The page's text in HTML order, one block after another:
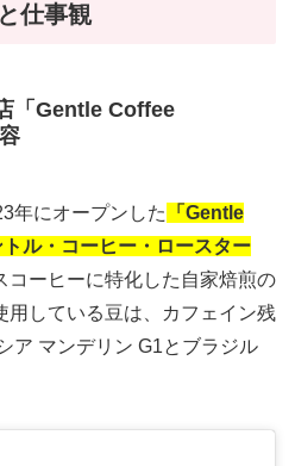
仕事観
「Gentle Coffee
年にオープンした
「Gentle
ル・コーヒー・ロースター
コーヒーに特化した自家焙煎の
用している豆は、カフェイン残
ア マンデリン G1とブラジル